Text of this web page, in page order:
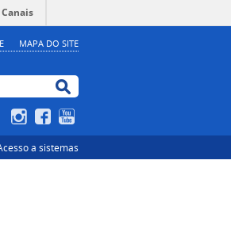
Canais
MAPA DO SITE
Buscar no portal
InstagramFacebook
a sistemas